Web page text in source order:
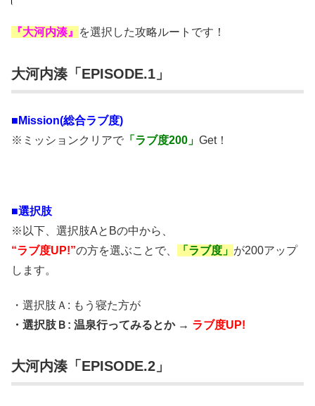
『大河内湊』 を選択した攻略ルートです！
大河内湊「EPISODE.1」
■Mission(総合ラブ度)
※ミッションクリアで 「ラブ度200」 Get！
■選択肢
※以下、選択肢AとBの中から、
“ラブ度UP!”の方を選ぶことで、 「ラブ度」 が200アップ
します。
・選択肢Ａ: もう寝た方が
・選択肢Ｂ: 温泉行ってみるとか → ラブ度UP!
大河内湊「EPISODE.2」